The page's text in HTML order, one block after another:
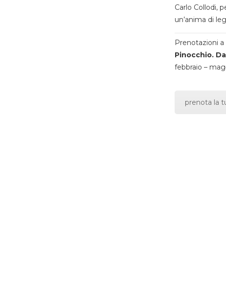
Carlo Collodi,
un’anima di
Prenotazioni
Pinocchio.
febbraio –
prenota la